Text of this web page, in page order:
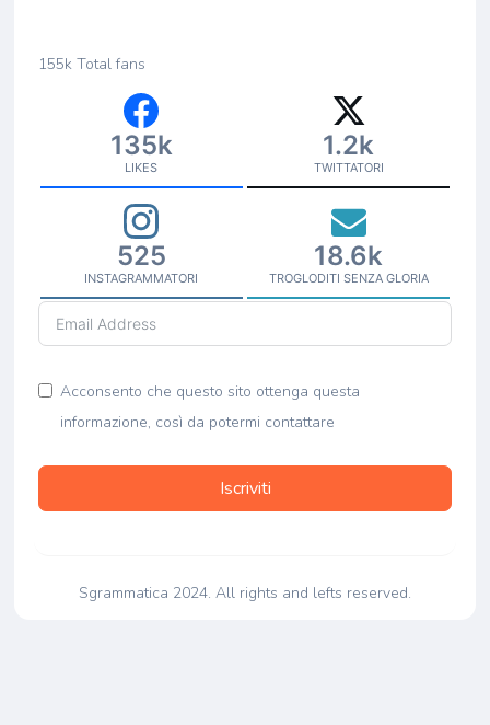
155k Total fans
135k
LIKES
1.2k
TWITTATORI
525
INSTAGRAMMATORI
18.6k
TROGLODITI SENZA GLORIA
Acconsento che questo sito ottenga questa
informazione, così da potermi contattare
Iscriviti
Sgrammatica 2024. All rights and lefts reserved.